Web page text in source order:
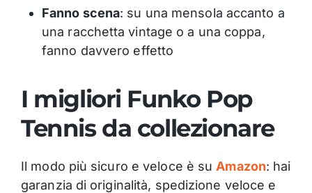
Fanno scena: su una mensola accanto a
una racchetta vintage o a una coppa,
fanno davvero effetto
I migliori Funko Pop
Tennis da collezionare
Il modo più sicuro e veloce è su Amazon: hai
garanzia di originalità, spedizione veloce e